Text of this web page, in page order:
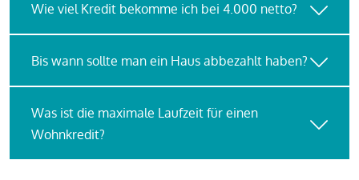
Wie viel Kredit bekomme ich bei 4.000 netto?
Bis wann sollte man ein Haus abbezahlt haben?
Was ist die maximale Laufzeit für einen
Wohnkredit?